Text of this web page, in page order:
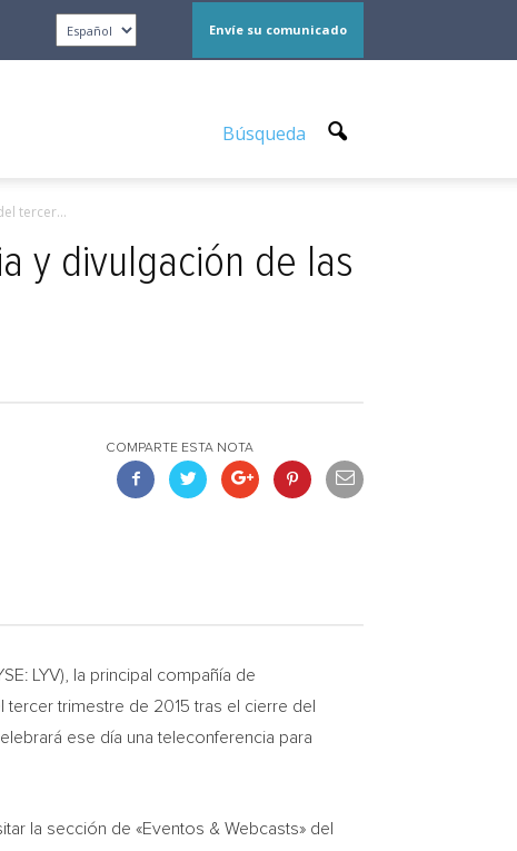
Envíe su comunicado
Búsqueda
tercer...
y divulgación de las
COMPARTE ESTA NOTA
LYV), la principal compañía de
trimestre de 2015 tras el cierre del
ese día una teleconferencia para
la sección de «Eventos & Webcasts» del